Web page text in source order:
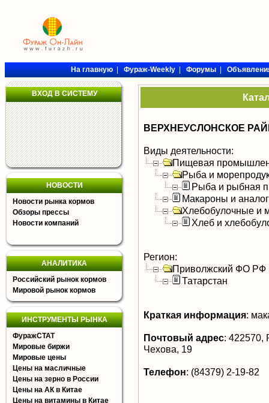
На главную|Фураж-Weekly|Форумы|
ВХОД В СИСТЕМУ
НОВОСТИ
Новости рынка кормов
Обзоры прессы
Новости компаний
АНАЛИТИКА
Российский рынок кормов
Мировой рынок кормов
ИНСТРУМЕНТЫ РЫНКА
ФуражСТАТ
Мировые биржи
Мировые цены
Цены на масличные
Цены на зерно в России
Цены на АК в Китае
Цены на витамины в Китае
ВЕРХНЕУСЛОНСКОЕ
Виды деятельности:
Пищевая
Рыба и
Рыба и рыбная
Макароны и
Хлебобулочные и
Хлеб и
Регион:
Приволжский ФО РФ
Татарстан
Краткая информация:
Почтовый адрес: 422570,
Чехова, 19
Телефон: (84379) 2-19-82